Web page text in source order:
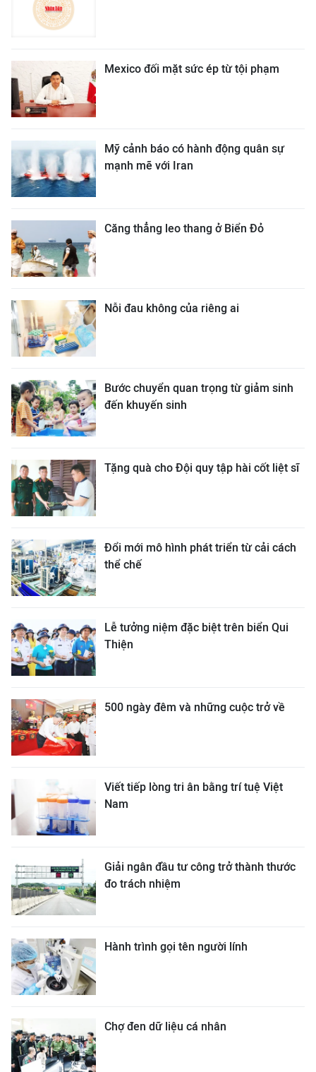
Mexico đối mặt sức ép từ tội phạm
Mỹ cảnh báo có hành động quân sự
mạnh mẽ với Iran
Căng thẳng leo thang ở Biển Đỏ
Nỗi đau không của riêng ai
Bước chuyển quan trọng từ giảm sinh
đến khuyến sinh
Tặng quà cho Đội quy tập hài cốt liệt sĩ
Đổi mới mô hình phát triển từ cải cách
thể chế
Lễ tưởng niệm đặc biệt trên biển Qui
Thiện
500 ngày đêm và những cuộc trở về
Viết tiếp lòng tri ân bằng trí tuệ Việt
Nam
Giải ngân đầu tư công trở thành thước
đo trách nhiệm
Hành trình gọi tên người lính
Chợ đen dữ liệu cá nhân